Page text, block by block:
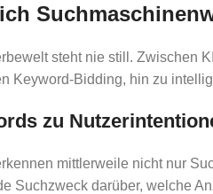
steht nie still. Zwischen
Keyword-Bidding, hin zu
zu
mittlerweile nicht nur
Suchzweck darüber, welche